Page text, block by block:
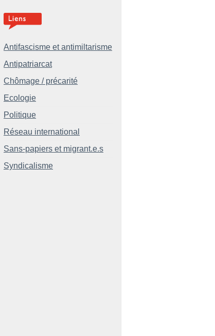
Antifascisme et antimiltarisme
Antipatriarcat
Chômage / précarité
Ecologie
Politique
Réseau international
Sans-papiers et migrant.e.s
Syndicalisme